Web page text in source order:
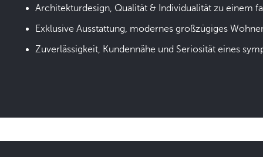
Architekturdesign, Qualität & Individualität zu einem
Exklusive Ausstattung, modernes großzügiges
Zuverlässigkeit, Kundennähe und Seriosität eines